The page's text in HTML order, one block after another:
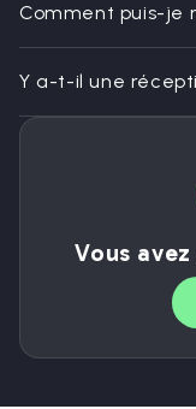
Comment puis-je
Y a-t-il une
Vous